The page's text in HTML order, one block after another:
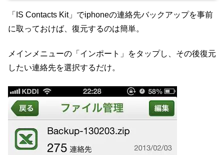
「IS Contacts Kit」でiphoneの連絡先バックアップを事前
に取っておけば、復元するのは簡単。
メインメニューの「インポート」をタップし、その後復元
したい連絡先を選択するだけ。